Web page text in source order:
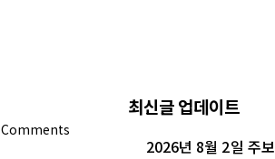
Comments
최신글 업데이트
2026년 8월 2일 주보